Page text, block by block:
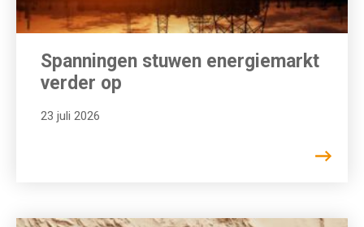
Spanningen stuwen energiemarkt
verder op
23 juli 2026